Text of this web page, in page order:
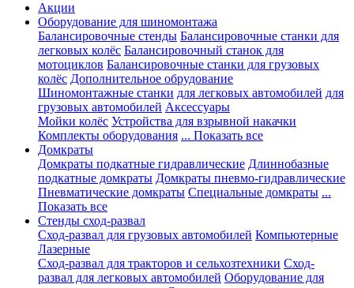
Акции
Оборудование для шиномонтажа
Балансировочные стенды Балансировочные станки для
легковых колёс Балансировочный станок для
мотоциклов Балансировочные станки для грузовых
колёс Дополнительное обрудование
Шиномонтажные станки для легковых автомобилей для
грузовых автомобилей Аксессуары
Мойки колёс Устройства для взрывной накачки
Комплекты оборудования ... Показать все
Домкраты
Домкраты подкатные гидравлические Длиннобазные
подкатные домкраты Домкраты пневмо-гидравлические
Пневматические домкраты Специальные домкраты ...
Показать все
Стенды сход-развал
Сход-развал для грузовых автомобилей Компьютерные
Лазерные
Сход-развал для тракторов и сельхозтехники Сход-
развал для легковых автомобилей Оборудование для